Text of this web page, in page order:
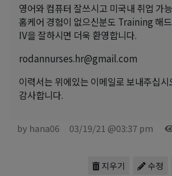
영어와 컴퓨터 잘쓰시고 미국내 취업 가
홈케어 경험이 없으신분도 Training 해
IV을 잘하시면 더욱 환영합니다.
rodannurses.hr@gmail.com
이력서는 위에있는 이메일로 보내주십시
감사합니다.
by hana06 03/19/21 @03:37 pm
수정
지우기